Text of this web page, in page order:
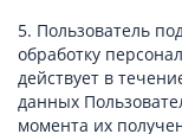
5. Пользователь
обработку
действует в
данных
момента их